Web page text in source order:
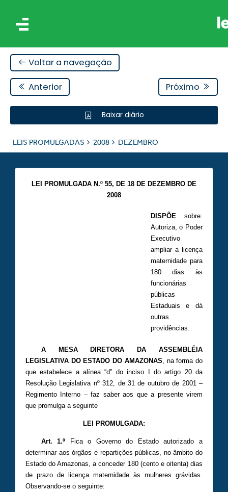
Voltar a navegação
Anterior Próximo
Baixar diário
LEIS PROMULGADAS 2008 DEZEMBRO
LEI PROMULGADA N.º 55, DE 18 DE DEZEMBRO DE
2008
DISPÕE sobre:
Autoriza, o Poder
Executivo
ampliar a licença
maternidade para
180 dias às
funcionárias
públicas
Estaduais e dá
outras
providências.
A MESA DIRETORA DA ASSEMBLÉIA
LEGISLATIVA DO ESTADO DO AMAZONAS , na forma do
que estabelece a alínea “d” do inciso I do artigo 20 da
Resolução Legislativa nº 312, de 31 de outubro de 2001 –
Regimento Interno – faz saber aos que a presente virem
que promulga a seguinte
LEI PROMULGADA:
Art. 1.º Fica o Governo do Estado autorizado a
determinar aos órgãos e repartições públicas, no âmbito do
Estado do Amazonas, a conceder 180 (cento e oitenta) dias
de prazo de licença maternidade às mulheres grávidas.
Observando-se o seguinte: